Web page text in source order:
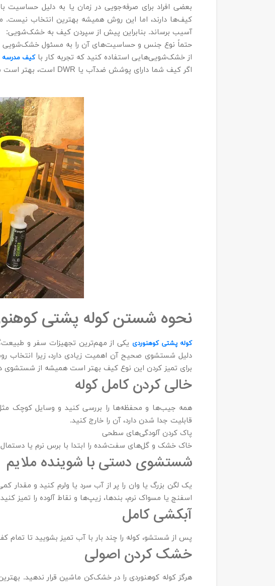
بعضی افراد برای صرفه‌جویی در زمان یا به دلیل
کیف‌ها دارند، اما این روش همیشه بهترین انتخاب
آسیب برساند. بنابراین پیش از سپردن کیف به خشک‌شویی:
حتماً نوع جنس و حساسیت‌های آن را به مسئول خشک‌شویی
از خشک‌شویی‌هایی استفاده کنید که تجربه کار باکیف مدرسه
اگر کیف شما دارای پوشش ضدآب یا DWR است، بهتر است شستشوی دستی را ترجیح دهید.
نحوه شستن کوله‌ پشتی
کوله‌ پشتی کوهنوردییکی از مهم‌ترین تجهیزات سفر و
دلیل شستشوی صحیح آن اهمیت زیادی دارد، زیرا
برای تمیز کردن این نوع کیف بهتر است همیشه از شستشوی
خالی کردن کامل کوله
همه جیب‌ها و محفظه‌ها را بررسی کنید و وسایل کوچک مثل
قابلیت جدا شدن دارد، آن را خارج کنید.
پاک کردن آلودگی‌های سطحی
خاک خشک و گل‌های سفت‌شده را ابتدا با برس نرم یا
شستشوی دستی با شوینده ملایم
اسفنج یا مسواک نرم، بندها، زیپ‌ها و نقاط آلوده را تمیز
آبکشی کامل
پس از شستشو، کوله را چند بار با آب تمیز بشویید تا
خشک کردن اصولی
هرگز کوله کوهنوردی را در خشک‌کن ماشین قرار ندهید.